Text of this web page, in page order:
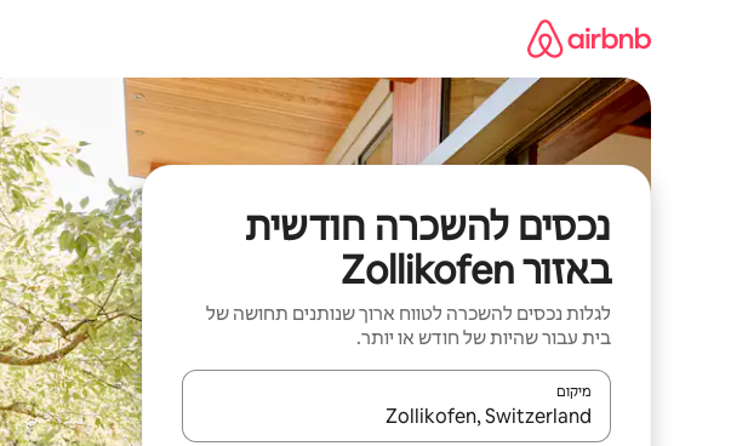
נכסים להשכרה חודשית
באזור Zollikofen
לגלות נכסים להשכרה לטווח ארוך שנותנים תחושה של
בית עבור שהיות של חודש או יותר.
מיקום
כאשר התוצאות יהיו זמינות, יש לנווט עם מקשי החיצים למעלה ולמטה או לעיין בעזרת